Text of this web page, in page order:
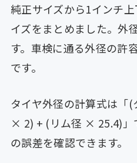
純正サイズから1インチ
イズをまとめました。外
す。車検に通る外径の許
です。
タイヤ外径の計算式は
× 2) + (リム径 × 25.4)」
の誤差を確認できます。